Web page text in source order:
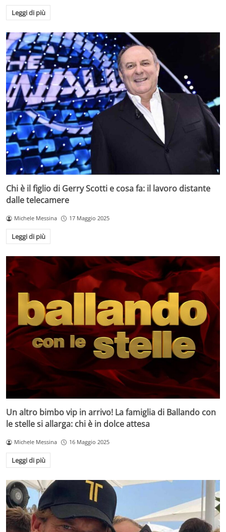
Leggi di più
Chi è il figlio di Gerry Scotti e cosa fa: il lavoro distante
dalle telecamere
Michele Messina 17 Maggio 2025
Leggi di più
Un altro bimbo vip in arrivo! La famiglia di Ballando con
le stelle si allarga: chi è in dolce attesa
Michele Messina 16 Maggio 2025
Leggi di più